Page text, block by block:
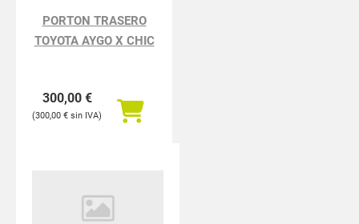
PORTON TRASERO
TOYOTA AYGO X CHIC
300,00 €
300,00 €